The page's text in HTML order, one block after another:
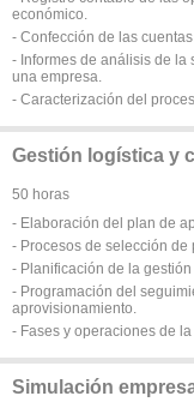
económico.
- Confección de las
- Informes de análisis de la
una empresa.
- Caracterización del
Gestión logística y
50 horas
- Elaboración del plan de
- Procesos de selección de
- Planificación de la
- Programación del
aprovisionamiento.
- Fases y operaciones de
Simulación